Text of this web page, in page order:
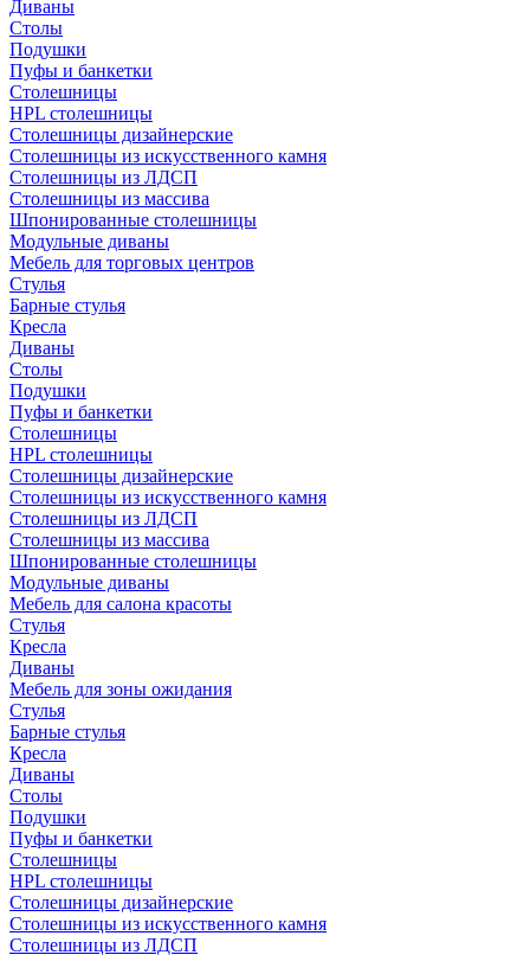
Диваны
Столы
Подушки
Пуфы и банкетки
Столешницы
HPL столешницы
Столешницы дизайнерские
Столешницы из искусственного камня
Столешницы из ЛДСП
Столешницы из массива
Шпонированные столешницы
Модульные диваны
Мебель для торговых центров
Стулья
Барные стулья
Кресла
Диваны
Столы
Подушки
Пуфы и банкетки
Столешницы
HPL столешницы
Столешницы дизайнерские
Столешницы из искусственного камня
Столешницы из ЛДСП
Столешницы из массива
Шпонированные столешницы
Модульные диваны
Мебель для салона красоты
Стулья
Кресла
Диваны
Мебель для зоны ожидания
Стулья
Барные стулья
Кресла
Диваны
Столы
Подушки
Пуфы и банкетки
Столешницы
HPL столешницы
Столешницы дизайнерские
Столешницы из искусственного камня
Столешницы из ЛДСП